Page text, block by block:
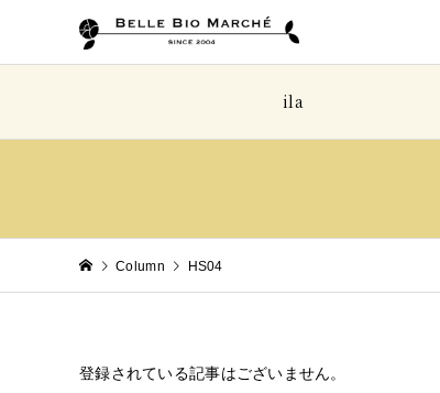
ila
Column HS04
登録されている記事はございません。